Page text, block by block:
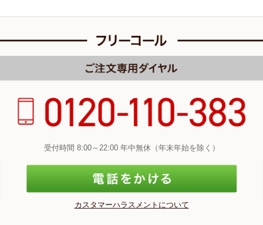
受付時間 8:00～22:00 年中無休（年末年始を除く）
カスタマーハラスメントについて